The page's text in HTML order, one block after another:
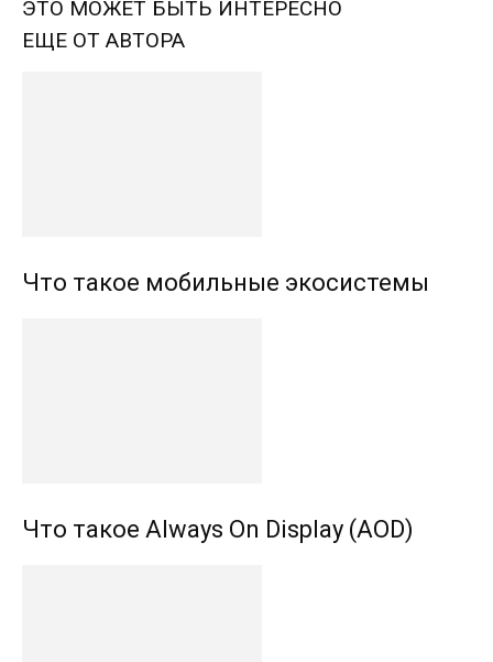
ЭТО МОЖЕТ БЫТЬ ИНТЕРЕСНО
ЕЩЕ ОТ АВТОРА
Что такое мобильные экосистемы
Что такое Always On Display (AOD)